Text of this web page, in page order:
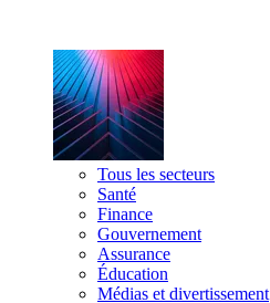
Tous les secteurs
Santé
Finance
Gouvernement
Assurance
Éducation
Médias et divertissement